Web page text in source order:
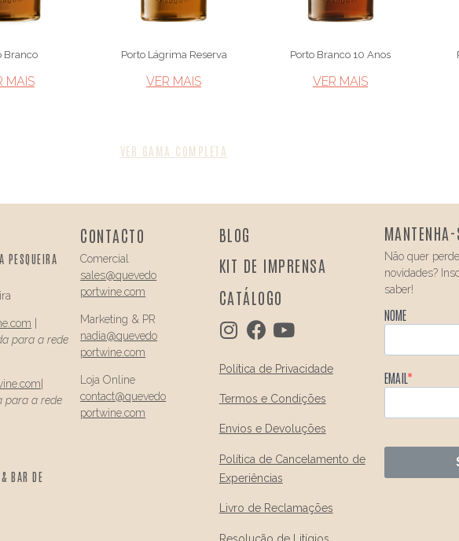
Branco
MAIS​
Porto Lágrima Reserva
VER MAIS​
Porto Branco 10 Anos
VER MAIS​
VER GAMA COMPLETA
PESQUEIRA
para a rede
para a rede
BAR DE
CONTACTO
Comercial
sales@quevedo
portwine.com
Marketing & PR
nadia@quevedo
portwine.com
Loja Online
contact@quevedo
portwine.com
BLOG
KIT DE IMPRENSA
CATÁLOGO
Política de Privacidade
Termos e Condições
Envios e Devoluções
Política de Cancelamento de
Experiências
Livro de Reclamações
Resolução de Litígios
Não quer
novidades?
saber!
NOME
EMAIL